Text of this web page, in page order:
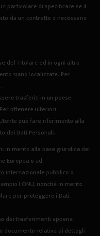
particolare di specificare se il
da un contratto o necessario
del Titolare ed in ogni altro
siano localizzate. Per
trasferiti in un paese
ottenere ulteriori
può fare riferimento alla
dei Dati Personali.
in merito alla base giuridica del
Europea o ad
internazionale pubblico o
l’ONU, nonché in merito
per proteggere i Dati.
dei trasferimenti appena
documento relativa ai dettagli